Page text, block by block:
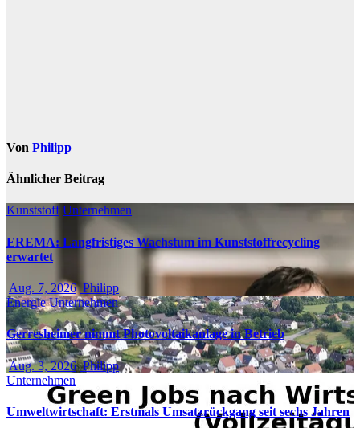
Von Philipp
Ähnlicher Beitrag
Kunststoff Unternehmen
EREMA: Langfristiges Wachstum im Kunststoffrecycling
erwartet
Aug. 7, 2026 Philipp
Energie Unternehmen
Gerresheimer nimmt Photovoltaikanlage in Betrieb
Aug. 3, 2026 Philipp
Unternehmen
Umweltwirtschaft: Erstmals Umsatzrückgang seit sechs Jahren